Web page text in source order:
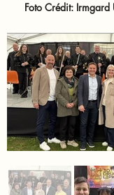
Foto Crédit: